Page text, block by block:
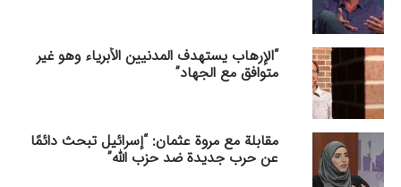
“الإرهاب يستهدف المدنيين الأبرياء وهو غير
متوافق مع الجهاد”
مقابلة مع مروة عثمان: “إسرائيل تبحث دائمًا
عن حرب جديدة ضد حزب الله”